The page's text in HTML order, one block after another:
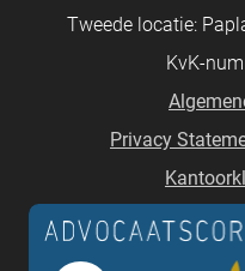
Tweede locatie:
KvK-
Privacy